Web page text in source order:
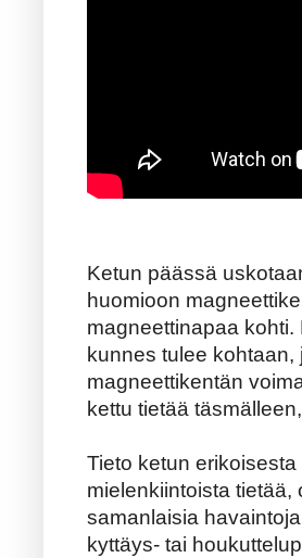
Ketun päässä
huomioon
magneettinapaa
kunnes tulee
magneettikentän
kettu tietää
Tieto ketun
mielenkiintoista
samanlaisia
kyttäys- tai